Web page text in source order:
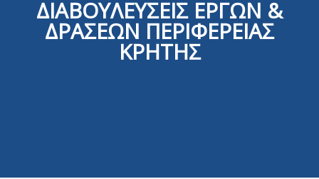
ΔΙΑΒΟΥΛΕΥΣΕΙΣ ΕΡΓΩΝ &
ΔΡΑΣΕΩΝ ΠΕΡΙΦΕΡΕΙΑΣ
ΚΡΗΤΗΣ